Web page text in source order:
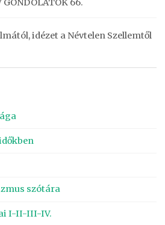
66.
idézet a Névtelen Szellemtől
szótára
I-II-III-IV.